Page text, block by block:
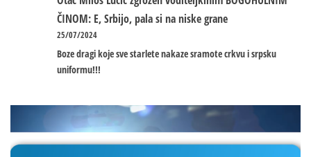
ČINOM: E, Srbijo, pala si na niske grane
25/07/2024
Boze dragi koje sve starlete nakaze sramote crkvu i srpsku
uniformu!!!